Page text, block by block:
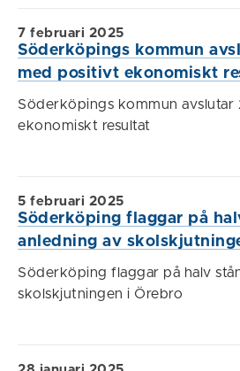
Söderköpings kommun
med positivt ekonomiskt
7 februari 2025
Söderköpings kommun
ekonomiskt resultat
Söderköping flaggar på
anledning av
5 februari 2025
Söderköping flaggar på halv
skolskjutningen i Örebro